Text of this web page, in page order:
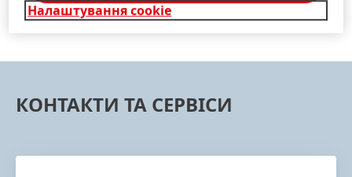
КОНТАКТИ ТА СЕРВІСИ
Налаштування cookie